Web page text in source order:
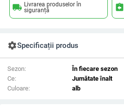
local_shipping Livrarea produselor în
siguranță
assignment_return
settingsSpecificații produs
Sezon:
În fiecare sezon
Ce:
Jumătate înalt
Culoare:
alb